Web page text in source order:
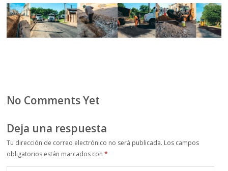
No Comments Yet
Deja una respuesta
Tu dirección de correo electrónico no será publicada. Los campos
obligatorios están marcados con*